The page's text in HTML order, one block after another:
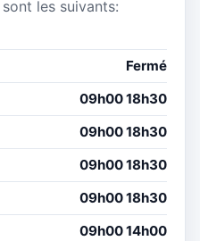
les suivants:
Fermé
09h00 18h30
09h00 18h30
09h00 18h30
09h00 18h30
09h00 14h00